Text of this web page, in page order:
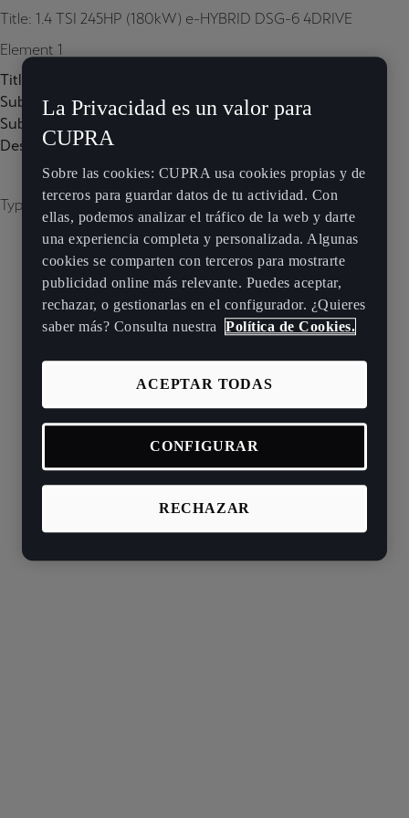
Title: 1.4 TSI 245HP (180kW) e-HYBRID DSG-6 4DRIVE
Element 1
Title:
Subtitle:
Subtitle 2:
Description:
Type of image: carousel
La Privacidad es un valor para
CUPRA
Sobre las cookies: CUPRA usa cookies propias y de
terceros para guardar datos de tu actividad. Con
ellas, podemos analizar el tráfico de la web y darte
una experiencia completa y personalizada. Algunas
cookies se comparten con terceros para mostrarte
publicidad online más relevante. Puedes aceptar,
rechazar, o gestionarlas en el configurador. ¿Quieres
saber más? Consulta nuestra Política de Cookies.
RECHAZAR
ACEPTAR TODAS
CONFIGURAR